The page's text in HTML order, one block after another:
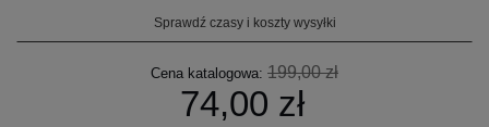
Sprawdź czasy i koszty wysyłki
Cena katalogowa: 199,00 zł
74,00 zł